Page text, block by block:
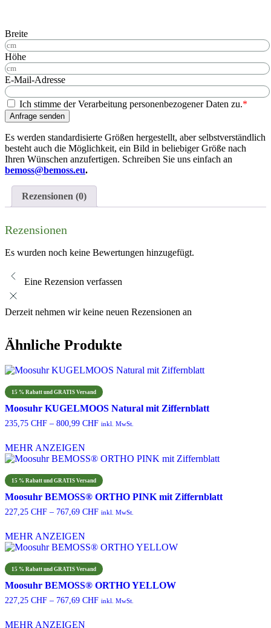
Breite
Höhe
E-Mail-Adresse
Ich stimme der Verarbeitung personenbezogener Daten zu.*
Anfrage senden
Es werden standardisierte Größen hergestellt, aber selbstverständlich
besteht auch die Möglichkeit, ein Bild in beliebiger Größe nach
Ihren Wünschen anzufertigen. Schreiben Sie uns einfach an
bemoss@bemoss.eu.
Rezensionen (0)
Rezensionen
Es wurden noch keine Bewertungen hinzugefügt.
Eine Rezension verfassen
Derzeit nehmen wir keine neuen Rezensionen an
Ähnliche Produkte
15 % Rabatt und GRATIS Versand
Moosuhr KUGELMOOS Natural mit Ziffernblatt
235,75 CHF – 800,99 CHFPreisspanne:
inkl. MwSt.
MEHR ANZEIGEN
Dieses
weist
Varianten
auf.
Optionen
können
der
Produktseite
gewählt
werden
15 % Rabatt und GRATIS Versand
Moosuhr BEMOSS® ORTHO PINK mit Ziffernblatt
227,25 CHF – 767,69 CHFPreisspanne:
inkl. MwSt.
MEHR ANZEIGEN
Dieses
weist
Varianten
auf.
Optionen
15 % Rabatt und GRATIS Versand
Moosuhr BEMOSS® ORTHO YELLOW
227,25 CHF – 767,69 CHFPreisspanne:
inkl. MwSt.
MEHR ANZEIGEN